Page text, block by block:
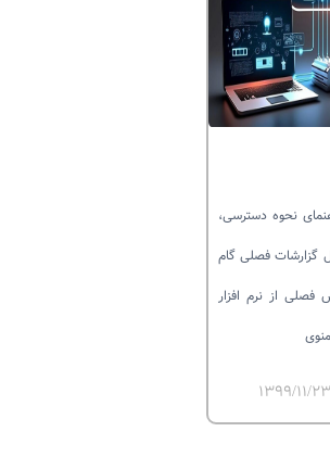
نحوه دسترسی،
گزارشات فصلی گام
فصلی از نرم افزار